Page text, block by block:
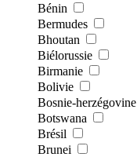
Bénin
Bermudes
Bhoutan
Biélorussie
Birmanie
Bolivie
Bosnie-herzégovine
Botswana
Brésil
Brunei